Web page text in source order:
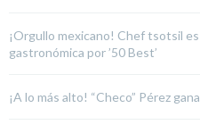
¡Orgullo mexicano! Chef tsotsil
gastronómica por ’50 Best’
¡A lo más alto! “Checo” Pérez